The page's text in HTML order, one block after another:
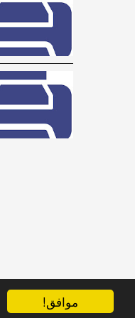
موافق!
الحقوق محفوظة © 2016-2023 |